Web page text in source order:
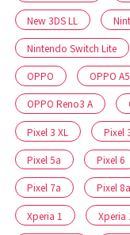
New 3DS LL
Nintendo Switch Lite
OPPO OPPO
OPPO Reno3 A
Pixel 3 XL Pixel
Pixel 5a Pixel 6
Pixel 7a Pixel 8a
Xperia 1 Xperia